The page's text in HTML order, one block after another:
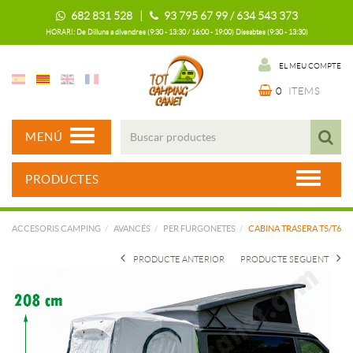
682 831 528 | 93 795 67 99 / 634 543 373
HORARI: De Dilluns a divendres (9:30 - 13:30 / 16:00 - 19:00) Dissabtes (9:30 - 13:30)
EL MEU COMPTE
0 ITEMS
MENÚ
PRODUCTES
ACCESORIS CAMPING AVANCÉS PER FURGONETES CABINA TRASERA T5/T6
PRODUCTE SEGUENT
PRODUCTE ANTERIOR